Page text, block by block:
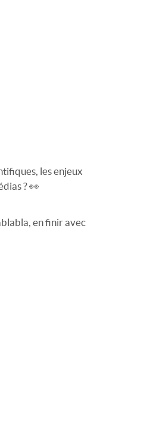
les enjeux
? 👀
en finir avec